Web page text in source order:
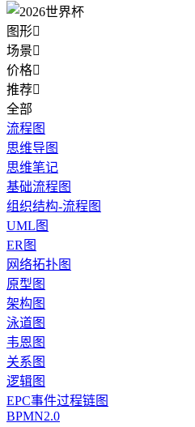
图形
场景
价格
推荐
全部
流程图
思维导图
思维笔记
基础流程图
组织结构-流程图
UML图
ER图
网络拓扑图
原型图
架构图
泳道图
韦恩图
关系图
逻辑图
EPC事件过程链图
BPMN2.0